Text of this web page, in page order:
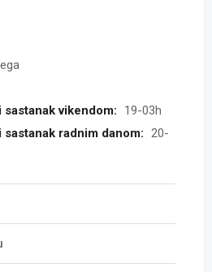
vikendom:
19-03h
radnim danom: 20-